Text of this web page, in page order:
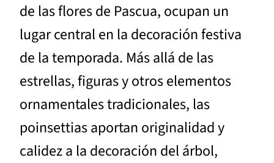
de las flores de Pascua, ocupan un
lugar central en la decoración festiva
de la temporada. Más allá de las
estrellas, figuras y otros elementos
ornamentales tradicionales, las
poinsettias aportan originalidad y
calidez a la decoración del árbol,